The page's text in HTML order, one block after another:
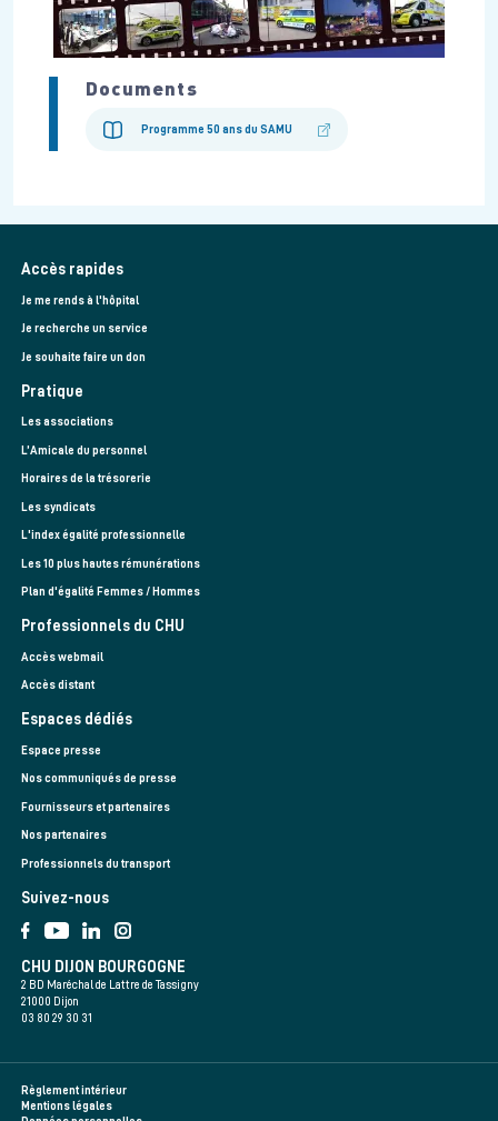
Documents
Programme 50 ans du SAMU
Accès rapides
Je me rends à l'hôpital
Je recherche un service
Je souhaite faire un don
Pratique
Les associations
L’Amicale du personnel
Horaires de la trésorerie
Les syndicats
L'index égalité professionnelle
Les 10 plus hautes rémunérations
Plan d'égalité Femmes / Hommes
Professionnels du CHU
Accès webmail
Accès distant
Espaces dédiés
Espace presse
Nos communiqués de presse
Fournisseurs et partenaires
Nos partenaires
Professionnels du transport
Suivez-nous
CHU DIJON BOURGOGNE
2 BD Maréchal de Lattre de Tassigny
21000 Dijon
03 80 29 30 31
Règlement intérieur
Mentions légales